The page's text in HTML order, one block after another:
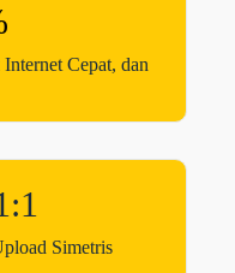
Cepat, dan
Simetris